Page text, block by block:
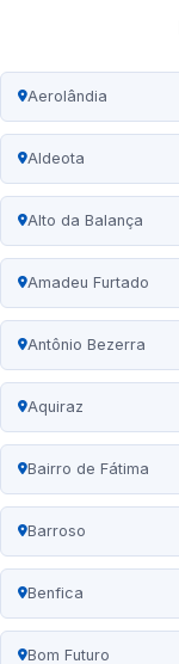
Aerolândia
Aldeota
Alto da Balança
Amadeu Furtado
Antônio Bezerra
Aquiraz
Bairro de Fátima
Barroso
Benfica
Bom Futuro